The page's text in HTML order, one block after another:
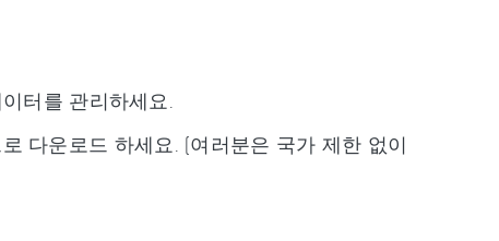
터를 관리하세요.
다운로드 하세요. (여러분은 국가 제한 없이